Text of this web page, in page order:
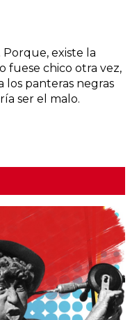
existe la
fuese chico otra vez,
los panteras negras
ser el malo.